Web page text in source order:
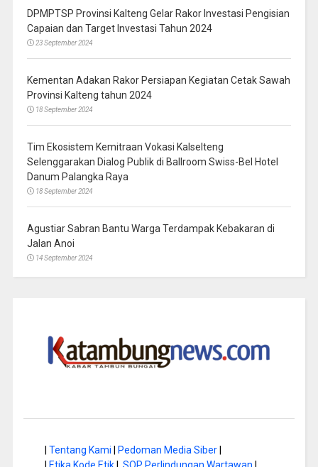
DPMPTSP Provinsi Kalteng Gelar Rakor Investasi Pengisian
Capaian dan Target Investasi Tahun 2024
23 September 2024
Kementan Adakan Rakor Persiapan Kegiatan Cetak Sawah
Provinsi Kalteng tahun 2024
18 September 2024
Tim Ekosistem Kemitraan Vokasi Kalselteng
Selenggarakan Dialog Publik di Ballroom Swiss-Bel Hotel
Danum Palangka Raya
18 September 2024
Agustiar Sabran Bantu Warga Terdampak Kebakaran di
Jalan Anoi
14 September 2024
Tentang Kami Pedoman Media Siber|